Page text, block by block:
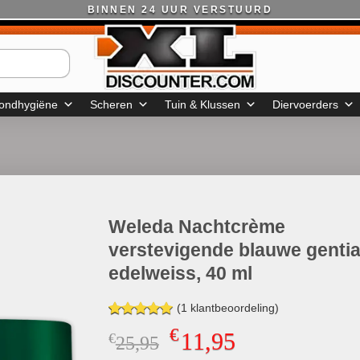
BINNEN 24 UUR VERSTUURD
Scheren Tuin & Klussen Diervoerders
Weleda Nachtcrème
verstevigende blauwe
edelweiss, 40 ml
Gewaardeerd
5.00op 5
gebaseerd
(1 klantbeoordeling)
€25,95 Oorspronkelijke
€11,95Huidige